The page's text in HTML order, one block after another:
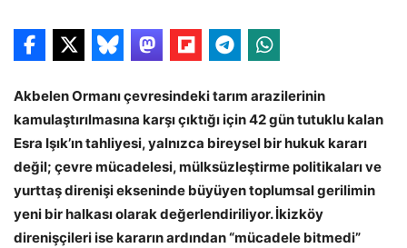
Akbelen Ormanı çevresindeki tarım arazilerinin
kamulaştırılmasına karşı çıktığı için 42 gün tutuklu kalan
Esra Işık’ın tahliyesi, yalnızca bireysel bir hukuk kararı
değil; çevre mücadelesi, mülksüzleştirme politikaları ve
yurttaş direnişi ekseninde büyüyen toplumsal gerilimin
yeni bir halkası olarak değerlendiriliyor. İkizköy
direnişçileri ise kararın ardından “mücadele bitmedi”